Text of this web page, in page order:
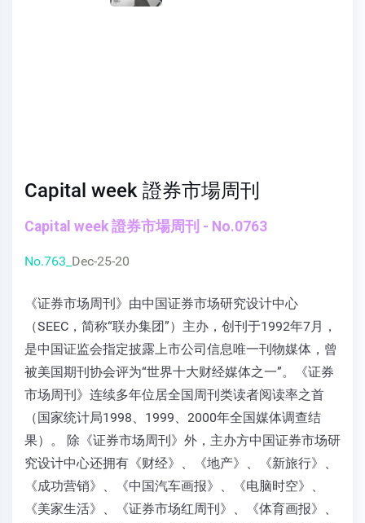
Capital week 證券市場周刊
Capital week 證券市場周刊 - No.0763
No.763_ Dec-25-20
《证券市场周刊》由中国证券市场研究设计中心
（SEEC，简称“联办集团”）主办，创刊于1992年7月，
是中国证监会指定披露上市公司信息唯一刊物媒体，曾
被美国期刊协会评为“世界十大财经媒体之一”。《证券
市场周刊》连续多年位居全国周刊类读者阅读率之首
（国家统计局1998、1999、2000年全国媒体调查结
果）。 除《证券市场周刊》外，主办方中国证券市场研
究设计中心还拥有《财经》、《地产》、《新旅行》、
《成功营销》、《中国汽车画报》、《电脑时空》、
《美家生活》、《证券市场红周刊》、《体育画报》、